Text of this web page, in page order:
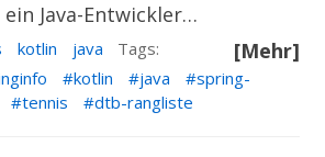
Java-Entwickler…
[Mehr]
kotlin java
Tags:
kotlin java
spring-
tennis dtb-rangliste